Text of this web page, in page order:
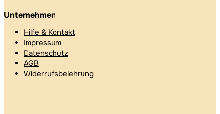
Unternehmen
Hilfe & Kontakt
Impressum
Datenschutz
AGB
Widerrufsbelehrung